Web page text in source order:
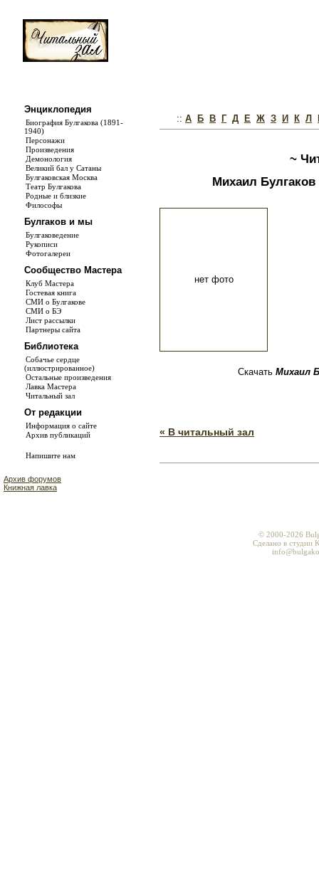
Энциклопедия
Биография Булгакова (1891-
1940)
Персонажи
Произведения
Демонология
Великий бал у Сатаны
Булгаковская Москва
Театр Булгакова
Родные и близкие
Философы
Булгаков и мы
Булгаковедение
Рукописи
Фотогалереи
Сообщество Мастера
Клуб Мастера
Гостевая книга
СМИ о Булгакове
СМИ о БЭ
Лист рассылки
Партнеры сайта
Библиотека
Собачье сердце
(иллюстрированное)
Остальные произведения
Лавка Мастера
Читальный зал
От редакции
Информация о сайте
Архив публикаций
Напишите нам
Архив форумов
Книжная лавка
:: А Б В Г Д Е Ж З И К Л
~
Михаил
нет фото
Скачать Михаил
« В читальный зал
© 2000-2026
Сделано в студии